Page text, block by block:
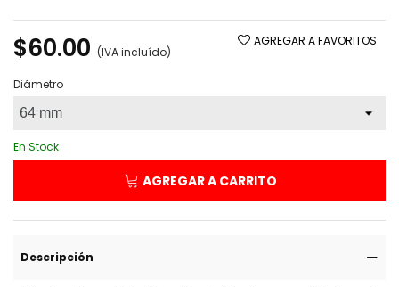
$60.00 (IVA incluído)
AGREGAR A FAVORITOS
Diámetro
En Stock
AGREGAR A CARRITO
Descripción